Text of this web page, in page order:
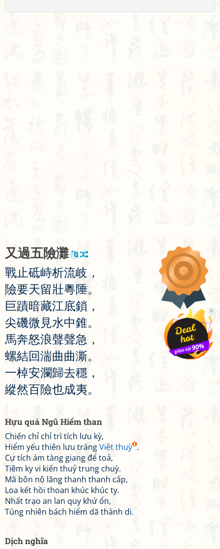
又過五險灘
戰止砥峙析流岐 ，
險要天留壯粵陲。
巨蹟暗藏江底鎖 ，
尖磯微 見水中錐。
馬奔怒浪聲聲急 ，
螺結回湍曲曲澌。
一棹安瀾歸去穩 ，
縱然百險也成夷。
Hựu quá Ngũ Hiểm than
Chiến chỉ chỉ trì tích lưu kỳ,
Hiểm yếu thiên lưu trángViệt thuỳ .
Cự tích ám tàng giang để toả,
Tiêm ky vi kiến thuỷ trung chuỳ.
Mã bôn nộ lãng thanh thanh cấp,
Loa kết hồi thoan khúc khúc ty.
Nhất trạo an lan quy khứ ổn,
Túng nhiên bách hiểm dã thành di.
Dịch nghĩa